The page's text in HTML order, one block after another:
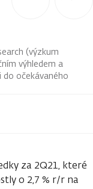
(výzkum
výhledem a
do očekávaného
za 2Q21, které
o 2,7 % r/r na